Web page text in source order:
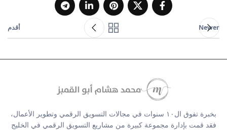
Newer أقدم
بخبرة تفوق ال١٠ سنوات في مجالات التسويق الرقمي وتطوير الأعمال،
فقد قمت بإدارة مجموعة كبيرة من مشاريع التسويق الرقمي في الخليج